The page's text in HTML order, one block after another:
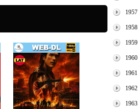
1957
1958
1959
1960
1961
1962
1963